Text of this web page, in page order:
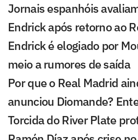
Jornais espanhóis
Endrick após retorno ao
Endrick é elogiado por
meio a rumores de saída
Por que o Real Madrid
anunciou Diomande?
Torcida do River Plate